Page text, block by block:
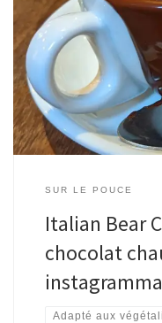
SUR LE POUCE
Italian Bear
chocolat
Adapté aux